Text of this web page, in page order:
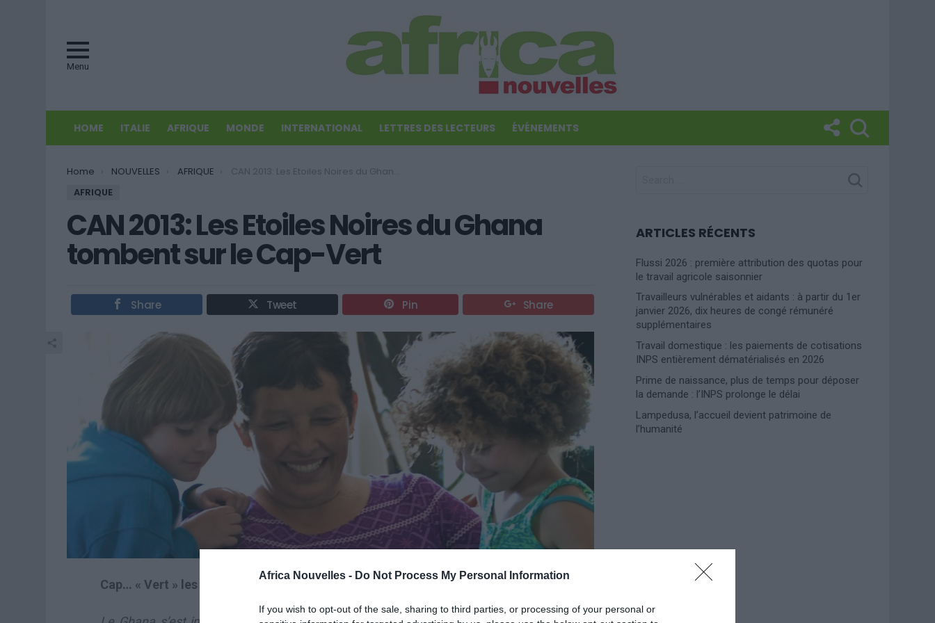
Africa Nouvelles - Do Not Process My Personal Information
If you wish to opt-out of the sale, sharing to third parties, or processing of your personal or
Menu
HOME ITALIE AFRIQUE MONDE INTERNATIONAL LETTRES DES LECTEURS ÉVÉNEMENTS
You are here:
Home NOUVELLES AFRIQUE
CAN 2013: Les Etoiles Noires du Ghana tombent sur le Cap-Vert
AFRIQUE
CAN 2013: Les Etoiles Noires du Ghana
tombent sur le Cap-Vert
Share Tweet Pin Share
Cap… « Vert » les Etoiles ou la poêle!
ARTICLES RÉCENTS
Flussi 2026 : première attribution des quotas pour
le travail agricole saisonnier
Travailleurs vulnérables et aidants : à partir du 1er
janvier 2026, dix heures de congé rémunéré
supplémentaires
Travail domestique : les paiements de cotisations
INPS entièrement dématérialisés en 2026
Prime de naissance, plus de temps pour déposer
la demande : l’INPS prolonge le délai
Lampedusa, l’accueil devient patrimoine de
l’humanité